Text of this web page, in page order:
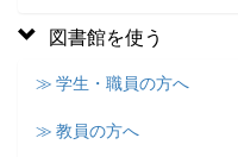
図書館を使う
≫ 学生・職員の方へ
≫ 教員の方へ